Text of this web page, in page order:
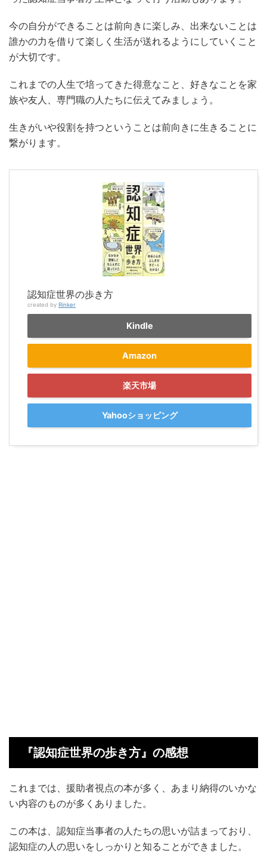
今の自分ができることは前向きに楽しみ、出来ないことは
誰かの力を借りて楽しく生活が送れるようにしていくこと
が大切です。
これまでの人生で培ってきた得意なこと、好きなことを家
族や友人、専門職の人たちに伝えてみましょう。
生きがいや役割を持つということは前向きに生きることに
繋がります。
認知症世界の歩き方
created by Rinker
Kindle
Amazon
楽天市場
Yahooショッピング
『認知症世界の歩き方』の感想
これまでは、援助者視点の本が多く、あまり納得のいかな
い内容のものが多くありました。
この本は、認知症当事者の人たちの思いが詰まっており、
認知症の人の思いをしっかりと知ることができました。